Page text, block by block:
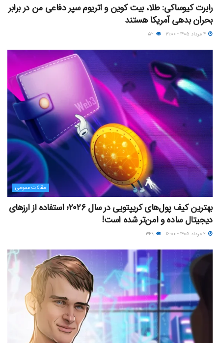
رابرت کیوساکی: طلا، بیت کوین و اتریوم سپر دفاعی من در برابر
بحران بدهی آمریکا هستند
مقالات عمومی
بهترین کیف پول‌های کریپتویی در سال ۲۰۲۶؛ استفاده از ارزهای
دیجیتال ساده و امن‌تر شده است!